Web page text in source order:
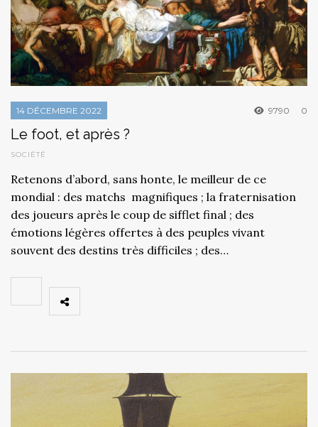
14 DÉCEMBRE 2022 9790 0
Le foot, et après ?
SOCIÉTÉ
Retenons d’abord, sans honte, le meilleur de ce
mondial : des matchs magnifiques ; la fraternisation
des joueurs après le coup de sifflet final ; des
émotions légères offertes à des peuples vivant
souvent des destins très difficiles ; des…